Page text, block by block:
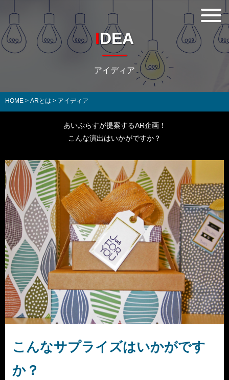
IDEA
アイディア
HOME > ARとは > アイディア
あいぷらすが提案するAR企画！
こんな演出はいかがですか？
こんなサプライズはいかがです
か？